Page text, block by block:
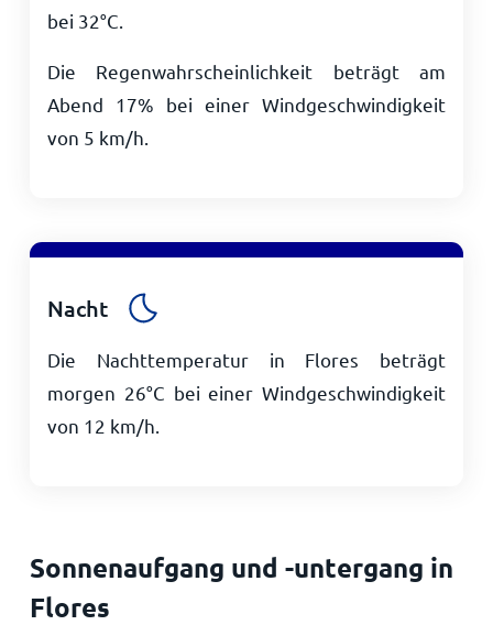
bei 32°C
Die Regenwahrscheinlichkeit beträgt am
Abend 17% bei einer Windgeschwindigkeit
von 5 km/h
Nacht
Die Nachttemperatur in Flores beträgt
morgen 26°C bei einer Windgeschwindigkeit
von 12 km/h
Sonnenaufgang und -untergang in
Flores